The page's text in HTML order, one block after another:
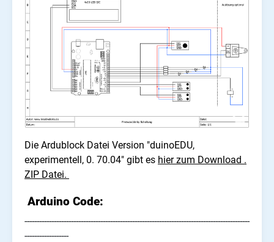
Die Ardublock Datei Version "duinoEDU,
experimentell, 0. 70.04" gibt es hier zum Download .
ZIP Datei.
Arduino Code:
--------------------------------------------------------------------------------------------
------------------